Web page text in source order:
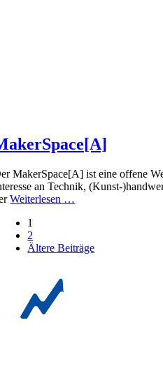
MakerSpace[A] ist eine offene
an Technik, (Kunst-
Weiterlesen …
1
2
Ältere Beiträge